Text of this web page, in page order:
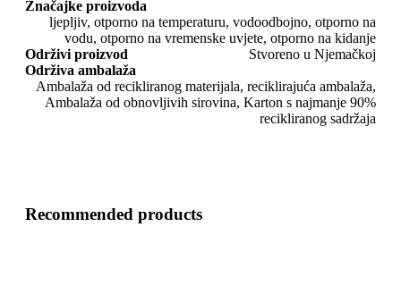
Značajke proizvoda
ljepljiv, otporno na temperaturu, vodoodbojno, otporno na
vodu, otporno na vremenske uvjete, otporno na kidanje
Održivi proizvod
Stvoreno u Njemačkoj
Održiva ambalaža
Ambalaža od recikliranog materijala, reciklirajuća ambalaža,
Ambalaža od obnovljivih sirovina, Karton s najmanje 90%
recikliranog sadržaja
Recommended products